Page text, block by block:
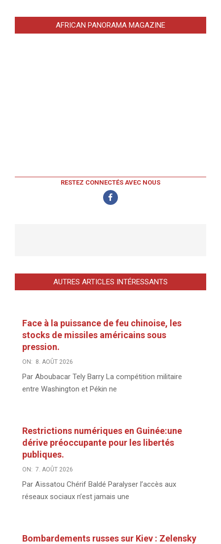
AFRICAN PANORAMA MAGAZINE
RESTEZ CONNECTÉS AVEC NOUS
AUTRES ARTICLES INTÉRESSANTS
Face à la puissance de feu chinoise, les
stocks de missiles américains sous
pression.
ON: 8. AOÛT 2026
Par Aboubacar Tely Barry La compétition militaire
entre Washington et Pékin ne
Restrictions numériques en Guinée:une
dérive préoccupante pour les libertés
publiques.
ON: 7. AOÛT 2026
Par Aïssatou Chérif Baldé Paralyser l’accès aux
réseaux sociaux n’est jamais une
Bombardements russes sur Kiev : Zelensky